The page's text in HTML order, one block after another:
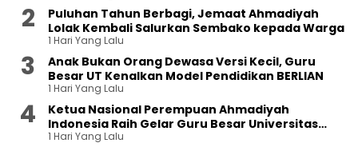
Puluhan Tahun Berbagi, Jemaat Ahmadiyah
Lolak Kembali Salurkan Sembako kepada Warga
1 Hari Yang Lalu
Anak Bukan Orang Dewasa Versi Kecil, Guru
Besar UT Kenalkan Model Pendidikan BERLIAN
1 Hari Yang Lalu
Ketua Nasional Perempuan Ahmadiyah
Indonesia Raih Gelar Guru Besar Universitas
Terbuka
1 Hari Yang Lalu